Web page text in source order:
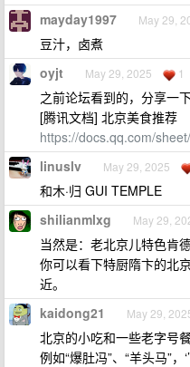
mayday1997 May 29,
豆汁，卤煮
oyjt May 29, 2025 1
之前论坛看到的，分享一下
[腾讯文档] 北京美食推荐
https://docs.qq.com/
linuslv May 29, 2025
和木·归 GUI TEMPLE
shilianmlxg May 29,
当然是：老北京儿特色肯
你可以看下特厨隋卞的北
近。
kaidong21 May 29,
北京的小吃和一些老字号
例如“爆肚冯”、“羊头马”，